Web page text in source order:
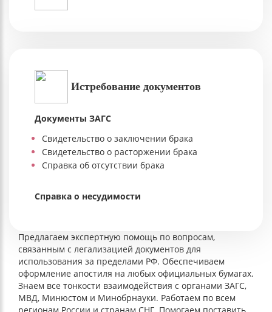
Истребование документов
Документы ЗАГС
Свидетельство о заключении брака
Свидетельство о расторжении брака
Справка об отсутствии брака
Справка о несудимости
Предлагаем экспертную помощь по вопросам,
связанным с легализацией документов для
использования за пределами РФ. Обеспечиваем
оформление апостиля на любых официальных бумагах.
Знаем все тонкости взаимодействия с органами ЗАГС,
МВД, Минюстом и Минобрнауки. Работаем по всем